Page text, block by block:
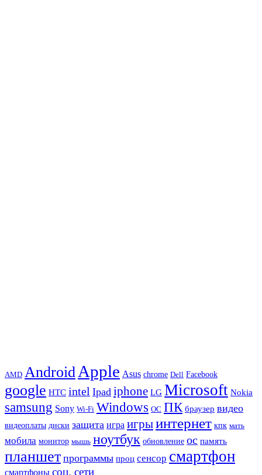
AMD Android Apple Asus chrome Dell Facebook
google HTC intel Ipad iphone LG Microsoft Nokia
samsung Sony Wi-Fi Windows ОС ПК браузер видео
видеоплаты диски защита игра игрыинтернет кпк мать
мобила монитор мышь ноутбук обновление ос память
планшет программы проц сенсор смартфон
смартфоны соц. сети